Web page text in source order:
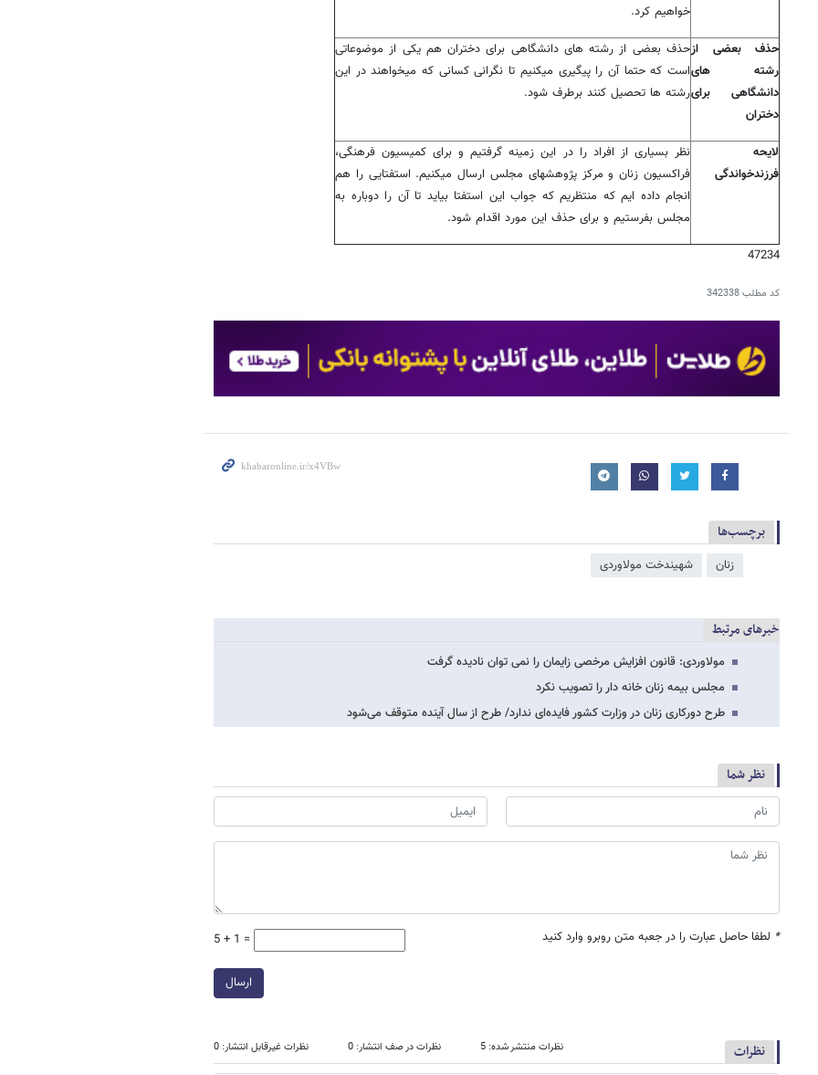
خواهیم کرد.
حذف بعضی از
رشته های
دانشگاهی برای
دختران
حذف بعضی از رشته های دانشگاهی برای دختران هم یکی از موضوعاتی
است که حتما آن را پیگیری میکنیم تا نگرانی کسانی که میخواهند در این
رشته ها تحصیل کنند برطرف شود.
لایحه
فرزندخواندگی
نظر بسیاری از افراد را در این زمینه گرفتیم و برای کمیسیون فرهنگی،
فراکسیون زنان و مرکز پژوهشهای مجلس ارسال میکنیم. استفتایی را هم
انجام داده ایم که منتظریم که جواب این استفتا بیاید تا آن را دوباره به
مجلس بفرستیم و برای حذف این مورد اقدام شود.
47234
کد مطلب342338
برچسب‌ها
زنان شهیندخت مولاوردی
خبرهای مرتبط
مولاوردی: قانون افزایش مرخصی زایمان را نمی توان نادیده گرفت
مجلس بیمه زنان خانه دار را تصویب نکرد
طرح دورکاری زنان در وزارت کشور فایده‌ای ندارد/ طرح از سال آینده متوقف می‌شود
نظر شما
* لطفا حاصل عبارت را در جعبه متن روبرو وارد کنید 5 + 1 =
ارسال
نظرات نظرات منتشر شده: 5 نظرات در صف انتشار: 0 نظرات غیرقابل انتشار: 0